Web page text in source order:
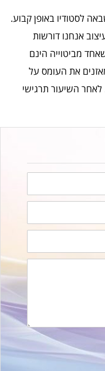
לסטודיו באופן קבוע.
אנחנו דורשות
מביטוייה הינם
את העומס על
השיעור תרגישי